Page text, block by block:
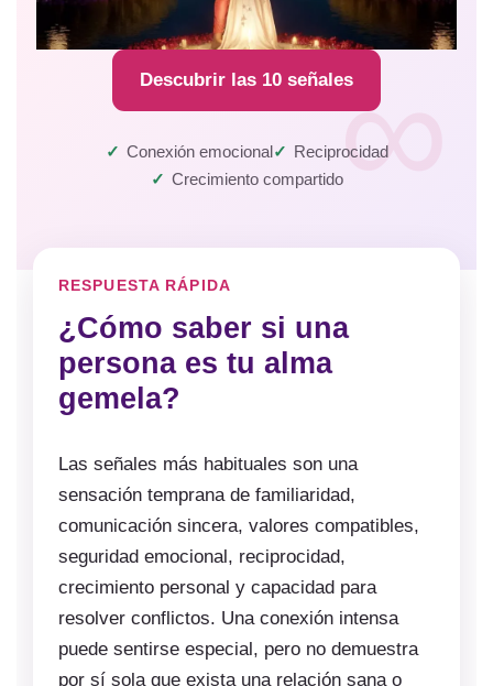
Descubrir las 10 señales
Conexión emocional
Reciprocidad
Crecimiento compartido
RESPUESTA RÁPIDA
¿Cómo saber si una
persona es tu alma
gemela?
Las señales más habituales son una
sensación temprana de familiaridad,
comunicación sincera, valores compatibles,
seguridad emocional, reciprocidad,
crecimiento personal y capacidad para
resolver conflictos. Una conexión intensa
puede sentirse especial, pero no demuestra
por sí sola que exista una relación sana o